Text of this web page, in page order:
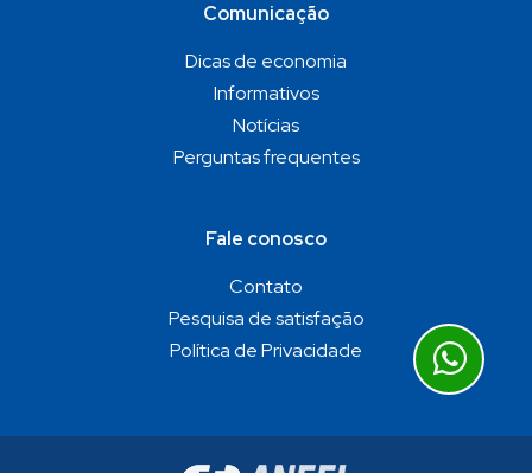
Comunicação
Dicas de economia
Informativos
Notícias
Perguntas frequentes
Fale conosco
Contato
Pesquisa de satisfação
Política de Privacidade